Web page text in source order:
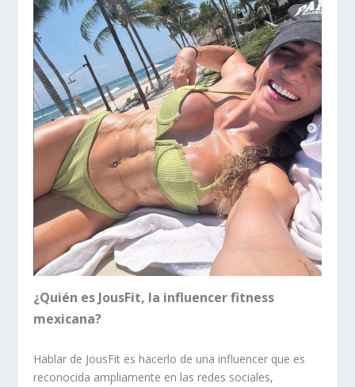
¿Quién es JousFit, la influencer fitness
mexicana?
Hablar de JousFit es hacerlo de una influencer que es
reconocida ampliamente en las redes sociales,